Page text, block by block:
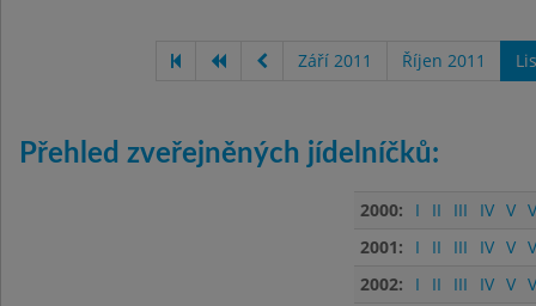
Září 2011 Říjen 2011
Přehled zveřejněných jídelníčků:
2000: I II III IV V
2001:
I II III IV V
2002:
I II III IV V